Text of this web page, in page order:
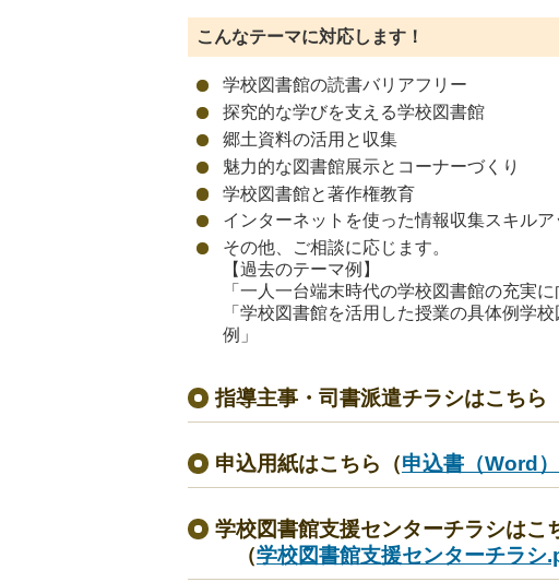
こんなテーマに対応します！
学校図書館の読書バリアフリー
探究的な学びを支える学校図書館
郷土資料の活用と収集
魅力的な図書館展示とコーナーづくり
学校図書館と著作権教育
インターネットを使った情報収集スキ
その他、ご相談に応じます。
【過去のテーマ例】
「一人一台端末時代の学校図書館の充実
「学校図書館を活用した授業の具体例学
例」
指導主事・司書派遣チラシはこちら
申込用紙はこちら（申込書（Word
学校図書館支援センターチラシはこ
（学校図書館支援センターチラシ